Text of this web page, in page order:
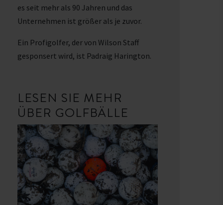
es seit mehr als 90 Jahren und das
Unternehmen ist größer als je zuvor.
Ein Profigolfer, der von Wilson Staff
gesponsert wird, ist Padraig Harington.
LESEN SIE MEHR
ÜBER GOLFBÄLLE